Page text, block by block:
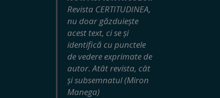
Revista CERTITUDINEA,
nu doar găzduiește
acest text, ci se și
identifică cu punctele
de vedere exprimate de
autor. Atât revista, cât
și subsemnatul (Miron
Manega)